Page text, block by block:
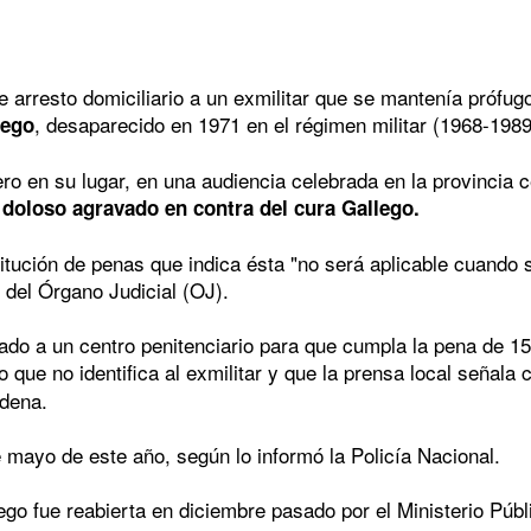
domiciliario a un exmilitar que se mantenía
, desaparecido en 1971 en el régimen militar (1968-
en su lugar, en una audiencia celebrada en la provincia
agravado en contra del cura Gallego.
de penas que indica ésta "no será aplicable
Órgano Judicial (OJ).
a un centro penitenciario para que cumpla la pena de
no identifica al exmilitar y que la prensa local señala
de este año, según lo informó la Policía Nacional.
fue reabierta en diciembre pasado por el Ministerio